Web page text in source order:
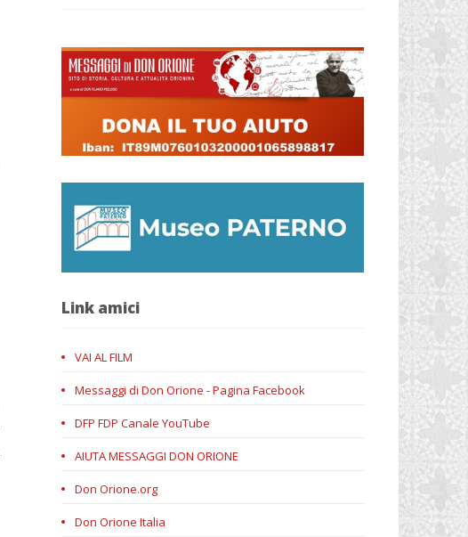
Link amici
VAI AL FILM
Messaggi di Don Orione - Pagina Facebook
DFP FDP Canale YouTube
AIUTA MESSAGGI DON ORIONE
Don Orione.org
Don Orione Italia